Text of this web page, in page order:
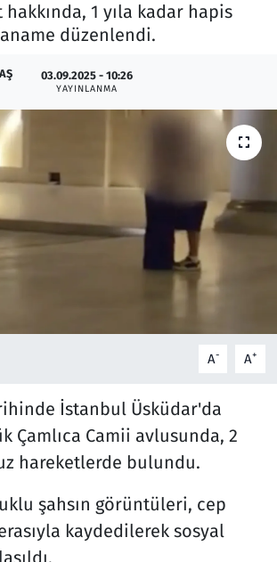
hakkında, 1 yıla kadar hapis
düzenlendi.
03.09.2025 - 10:26
YAYINLANMA
A- A+
İstanbul Üsküdar'da
Çamlıca Camii avlusunda, 2
hareketlerde bulundu.
şahsın görüntüleri, cep
kaydedilerek sosyal
Bilim